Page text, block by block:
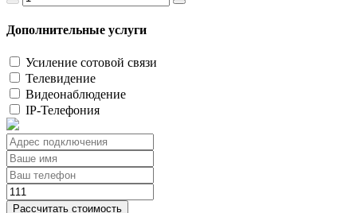
Дополнительные услуги
Усиление сотовой связи
Телевидение
Видеонаблюдение
IP-Телефония
Рассчитать стоимость